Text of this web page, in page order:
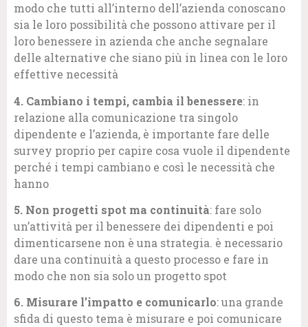
modo che tutti all’interno dell’azienda conoscano
sia le loro possibilità che possono attivare per il
loro benessere in azienda che anche segnalare
delle alternative che siano più in linea con le loro
effettive necessità
4. Cambiano i tempi, cambia il benessere: in
relazione alla comunicazione tra singolo
dipendente e l’azienda, è importante fare delle
survey proprio per capire cosa vuole il dipendente
perché i tempi cambiano e così le necessità che
hanno
5. Non progetti spot ma continuità: fare solo
un’attività per il benessere dei dipendenti e poi
dimenticarsene non è una strategia. è necessario
dare una continuità a questo processo e fare in
modo che non sia solo un progetto spot
6. Misurare l’impatto e comunicarlo: una grande
sfida di questo tema è misurare e poi comunicare